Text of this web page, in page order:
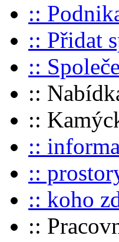
::
:: Přidat
::
::
::
::
::
:: koho
::